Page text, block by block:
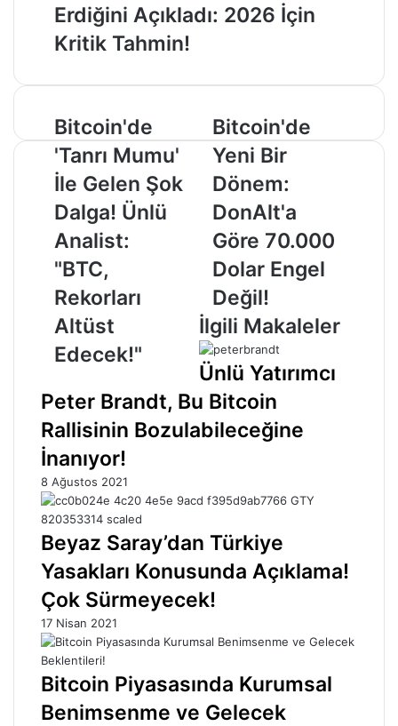
Erdiğini Açıkladı: 2026 İçin
Kritik Tahmin!
Bitcoin'de
'Tanrı
Mumu'
İle
Gelen
Şok
Dalga!
Ünlü
Analist:
"BTC,
Rekorları
Altüst
Edecek!"
Bitcoin'de
'Tanrı Mumu'
İle Gelen Şok
Dalga! Ünlü
Analist:
"BTC,
Rekorları
Altüst
Edecek!"
Bitcoin'de
Yeni
Bir
Dönem:
DonAlt'a
Göre
70.000
Dolar
Engel
Değil!
Bitcoin'de
Yeni Bir
Dönem:
DonAlt'a
Göre 70.000
Dolar Engel
Değil!
İlgili Makaleler
Ünlü Yatırımcı
Peter Brandt, Bu Bitcoin
Rallisinin Bozulabileceğine
İnanıyor!
8 Ağustos 2021
Beyaz Saray’dan Türkiye
Yasakları Konusunda Açıklama!
Çok Sürmeyecek!
17 Nisan 2021
Bitcoin Piyasasında Kurumsal
Benimsenme ve Gelecek